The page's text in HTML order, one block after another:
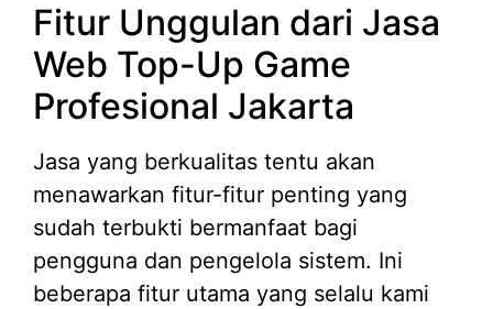
Fitur Unggulan dari Jasa
Web Top-Up Game
Profesional Jakarta
Jasa yang berkualitas tentu akan
menawarkan fitur-fitur penting yang
sudah terbukti bermanfaat bagi
pengguna dan pengelola sistem. Ini
beberapa fitur utama yang selalu kami